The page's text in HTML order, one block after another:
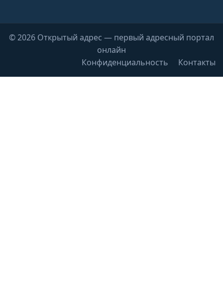
© 2026 Открытый адрес — первый адресный портал
онлайн
Конфиденциальность
Контакты